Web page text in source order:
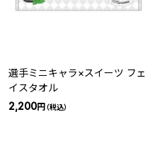
選手ミニキャラ×スイーツ フェ
イスタオル
2,200円（税込）